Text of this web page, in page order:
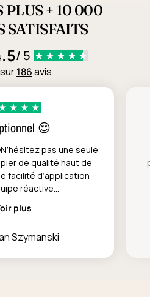
PLUS + 10 000
SATISFAITS
/ 5
186avis
😍
pas une seule
de qualité haut de
facilité d’application
réactive...
plus
Szymanski